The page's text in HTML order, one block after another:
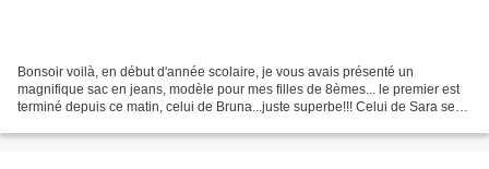
Bonsoir voilà, en début d'année scolaire, je vous avais présenté un
magnifique sac en jeans, modèle pour mes filles de 8èmes... le premier est
terminé depuis ce matin, celui de Bruna...juste superbe!!! Celui de Sara sera